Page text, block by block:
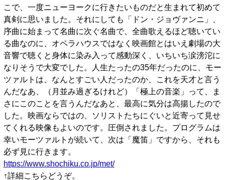
こで、一度ニューヨークに行きたいものだと生まれて初めて
真剣に思いました。それにしても「ドン・ジョヴァンニ」、
序曲に始まって名曲に次ぐ名曲で、全曲歌えるほど聴いてい
る曲なのに、オペラハウスではなく映画館とはいえ劇場の大
音響で聴くと身体に染み入って感動深く、いちいち涙滂沱に
なりそうで大変でした。人生たったの35年だったのに、モー
ツァルトは、なんとすごい人だったのか、これを天才と言う
んだなあ、（月並み過ぎるけれど）「極上の音楽」って、ま
さにこのことを言うんだなあと、最高に気分は高揚したので
した。映画ならではの、ソリストたちにぐいと近寄って見せ
てくれる映像もよいのです。圧倒されました。プログラムは
幸いモーツァルトが続いて、次は「魔笛」ですから、それも
必ず見に行きます。
https://www.shochiku.co.jp/met/
↑詳細こちらどうぞ。